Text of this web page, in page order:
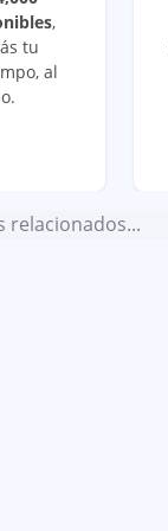
,
tu
al
relacionados...